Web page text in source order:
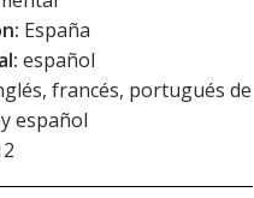
España
español
francés, portugués de
español